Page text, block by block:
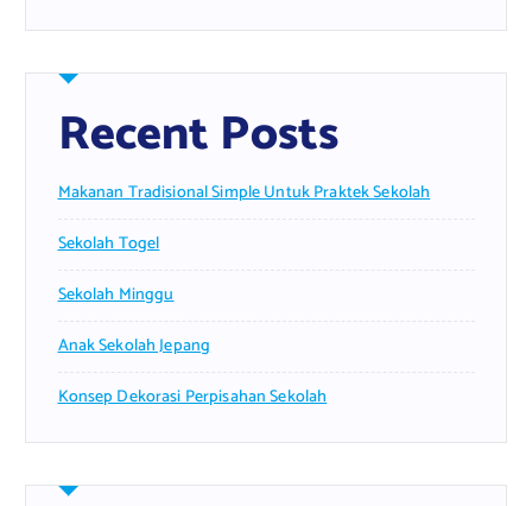
Recent Posts
Makanan Tradisional Simple Untuk Praktek Sekolah
Sekolah Togel
Sekolah Minggu
Anak Sekolah Jepang
Konsep Dekorasi Perpisahan Sekolah